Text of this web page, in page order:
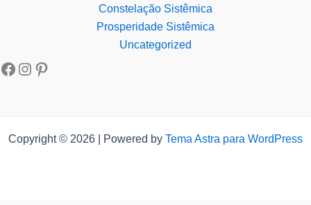
Constelação Sistêmica
Prosperidade Sistêmica
Uncategorized
Copyright © 2026 | Powered by Tema Astra para WordPress